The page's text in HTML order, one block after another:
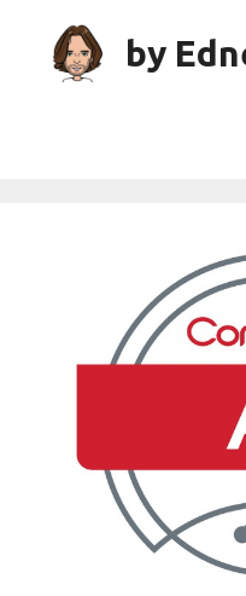
content
by